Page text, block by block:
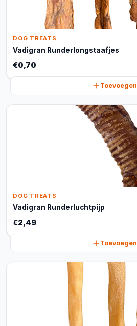
DOG TREATS
Vadigran Runderlongstaafjes
€0,70
Toevoegen
DOG TREATS
Vadigran Runderluchtpijp
€2,49
Toevoegen